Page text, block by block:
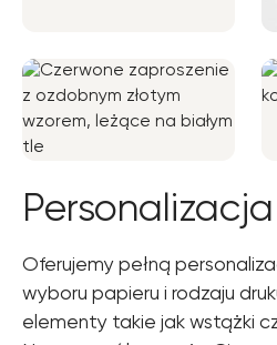
Oferujemy pełną
wyboru papieru i rodzaju
elementy takie jak wstążki